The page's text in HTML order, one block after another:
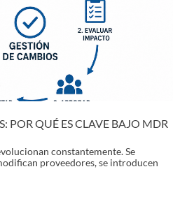
POR QUÉ ES CLAVE BAJO MDR
constantemente. Se
proveedores, se introducen